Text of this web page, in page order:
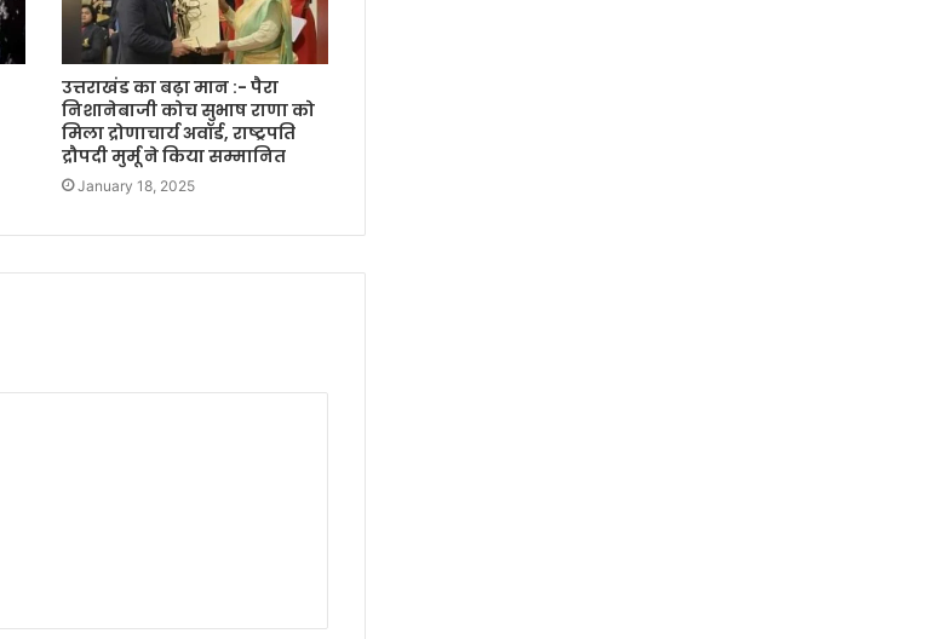
उत्तराखंड का बढ़ा मान :- पैरा
निशानेबाजी कोच सुभाष राणा को
मिला द्रोणाचार्य अवॉर्ड, राष्ट्रपति
द्रौपदी मुर्मू ने किया सम्मानित
January 18, 2025